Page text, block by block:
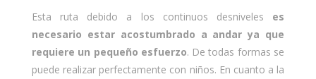
Esta ruta debido a los continuos desniveles es
necesario estar acostumbrado a andar ya que
requiere un pequeño esfuerzo. De todas formas se
puede realizar perfectamente con niños. En cuanto a la